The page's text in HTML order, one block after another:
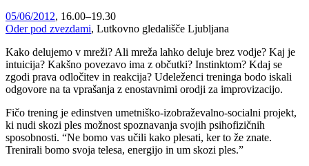
05/06/2012, 16.00–19.30
Oder pod zvezdami, Lutkovno gledališče Ljubljana
Kako delujemo v mreži? Ali mreža lahko deluje brez vodje? Kaj je
intuicija? Kakšno povezavo ima z občutki? Instinktom? Kdaj se
zgodi prava odločitev in reakcija? Udeleženci treninga bodo iskali
odgovore na ta vprašanja z enostavnimi orodji za improvizacijo.
Fičo trening je edinstven umetniško-izobraževalno-socialni projekt,
ki nudi skozi ples možnost spoznavanja svojih psihofizičnih
sposobnosti. “Ne bomo vas učili kako plesati, ker to že znate.
Trenirali bomo svoja telesa, energijo in um skozi ples.”